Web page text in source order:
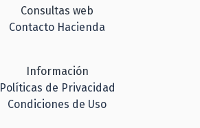
Consultas web
Contacto Hacienda
Información
Políticas de Privacidad
Condiciones de Uso